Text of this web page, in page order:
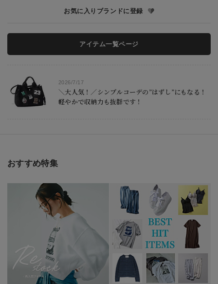
お気に入りブランドに登録
アイテム一覧ページ
2026/7/17
＼大人気！／シンプルコーデの”はずし”にもなる！
軽やかで収納力も抜群です！
2026/6/19
＼6月の『何を着ればいい？』第2弾 ／気温別初夏コ
ーデ15選【バイヤーのリアルコーデ Vol.3】＃大人
コーデお悩み ＃気温23～32℃
おすすめ特集